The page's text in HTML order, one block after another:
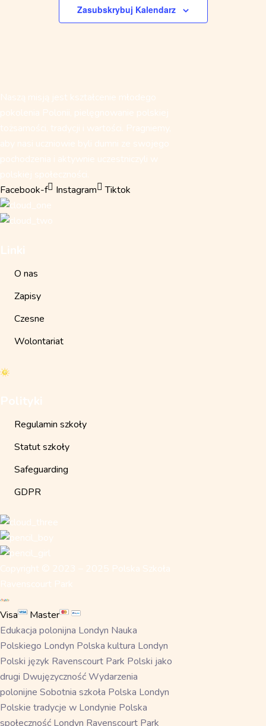
Zasubskrybuj Kalendarz
Facebook-f
Instagram Tiktok
O nas
Zapisy
Czesne
Wolontariat
Regulamin szkoły
Statut szkoły
Safeguarding
GDPR
Visa
Master
Edukacja polonijna Londyn Nauka
Polskiego Londyn Polska kultura Londyn
Polski język Ravenscourt Park Polski jako
drugi Dwujęzyczność Wydarzenia
polonijne Sobotnia szkoła Polska Londyn
Polskie tradycje w Londynie Polska
społeczność Londyn Ravenscourt Park